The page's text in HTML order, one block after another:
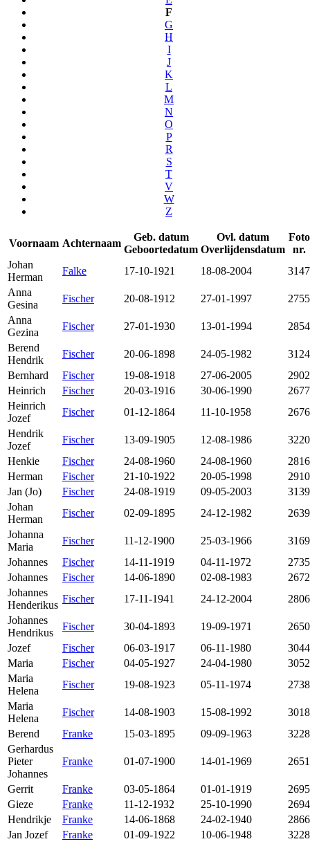
F
G
H
I
J
K
L
M
N
O
P
R
S
T
V
W
Z
Voornaam Achternaam
Geb. datum
Geboortedatum
Ovl. datum
Overlijdensdatum
Foto
nr.
Johan
Herman
Falke 17-10-1921 18-08-2004
3147
Anna
Gesina
Fischer 20-08-1912 27-01-1997
2755
Anna
Gezina
Fischer 27-01-1930 13-01-1994
2854
Berend
Hendrik
Fischer 20-06-1898 24-05-1982
3124
Bernhard
Fischer 19-08-1918 27-06-2005
2902
Heinrich
Fischer 20-03-1916 30-06-1990
2677
Heinrich
Jozef
Fischer 01-12-1864 11-10-1958
2676
Hendrik
Jozef
Fischer 13-09-1905 12-08-1986
3220
Henkie
Fischer 24-08-1960 24-08-1960
2816
Herman
Fischer 21-10-1922 20-05-1998
2910
Jan (Jo)
Fischer 24-08-1919 09-05-2003
3139
Johan
Herman
Fischer 02-09-1895 24-12-1982
2639
Johanna
Maria
Fischer 11-12-1900 25-03-1966
3169
Johannes
Fischer 14-11-1919 04-11-1972
2735
Johannes
Fischer 14-06-1890 02-08-1983
2672
Johannes
Henderikus
Fischer 17-11-1941 24-12-2004
2806
Johannes
Hendrikus
Fischer 30-04-1893 19-09-1971
2650
Jozef
Fischer 06-03-1917 06-11-1980
3044
Maria
Fischer 04-05-1927 24-04-1980
3052
Maria
Helena
Fischer 19-08-1923 05-11-1974
2738
Maria
Helena
Fischer 14-08-1903 15-08-1992
3018
Berend
Franke 15-03-1895 09-09-1963
3228
Gerhardus
Pieter
Johannes
Franke 01-07-1900 14-01-1969 2651
Gerrit Franke 03-05-1864 01-01-1919
2695
Gieze
Franke 11-12-1932 25-10-1990
2694
Hendrikje
Franke 14-06-1868 24-02-1940
2866
Jan Jozef
Franke 01-09-1922 10-06-1948
3228